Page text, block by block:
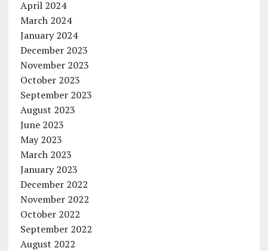
April 2024
March 2024
January 2024
December 2023
November 2023
October 2023
September 2023
August 2023
June 2023
May 2023
March 2023
January 2023
December 2022
November 2022
October 2022
September 2022
August 2022